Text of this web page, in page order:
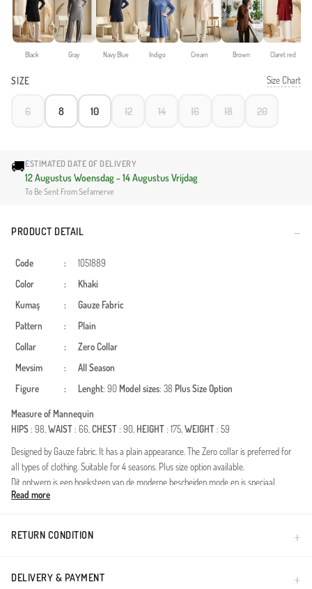
Black Gray Navy Blue Indigo Cream Brown Claret red
SIZE Size Chart
6 8 10 12 14 16 18 20
🚚ESTIMATED DATE OF DELIVERY
12 Augustus Woensdag - 14 Augustus Vrijdag
To Be Sent From Sefamerve
PRODUCT DETAIL
Code :
1051889
Color
:
Khaki
Kumaş
:
Gauze Fabric
Pattern
:
Plain
Collar
:
Zero Collar
Mevsim
:
All Season
Figure
: Lenght: 90 Model sizes: 38 Plus Size Option
Measure of Mannequin
HIPS: 98,WAIST: 66,CHEST: 90, HEIGHT: 175,WEIGHT: 59
Designed by Gauze fabric. It has a plain appearance. The Zero collar is preferred for
all types of clothing. Suitable for 4 seasons. Plus size option available.
Dit ontwerp is een hoeksteen van de moderne bescheiden mode en is speciaal
ontwikkeld om uw elegantie gedurende alle vier de seizoenen aan te vullen. Het
valling en duurzaamheid. De unieke structuur van de stof behoudt de hele dag zijn
de manchetten zorgt voor gebruiksgemak en voorkomt dat de mouwen omhoog
Read more
RETURN CONDITION
DELIVERY & PAYMENT